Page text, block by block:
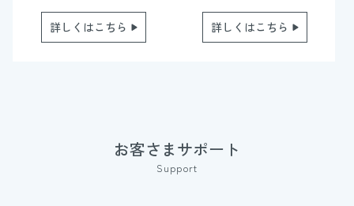
詳しくはこちら 詳しくはこちら
お客さまサポート
Support